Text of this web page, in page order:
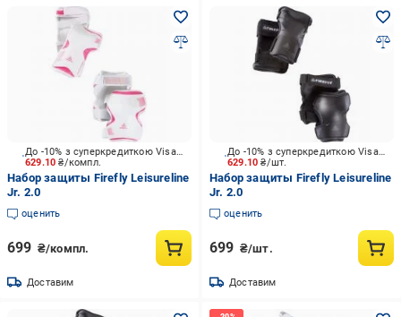
629.10₴/компл.
До -10% з суперкредиткою Visa Вигода
Набор защиты Firefly Leisureline
Jr. 2.0
оценить
699 ₴/компл.
Доставим
629.10₴/шт.
До -10% з суперкредиткою Visa Вигода
Набор защиты Firefly Leisureline
Jr. 2.0
оценить
699 ₴/шт.
Доставим